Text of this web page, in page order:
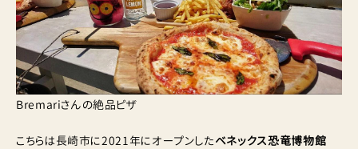
Bremariさんの絶品ピザ
こちらは長崎市に2021年にオープンしたベネックス恐竜博物館